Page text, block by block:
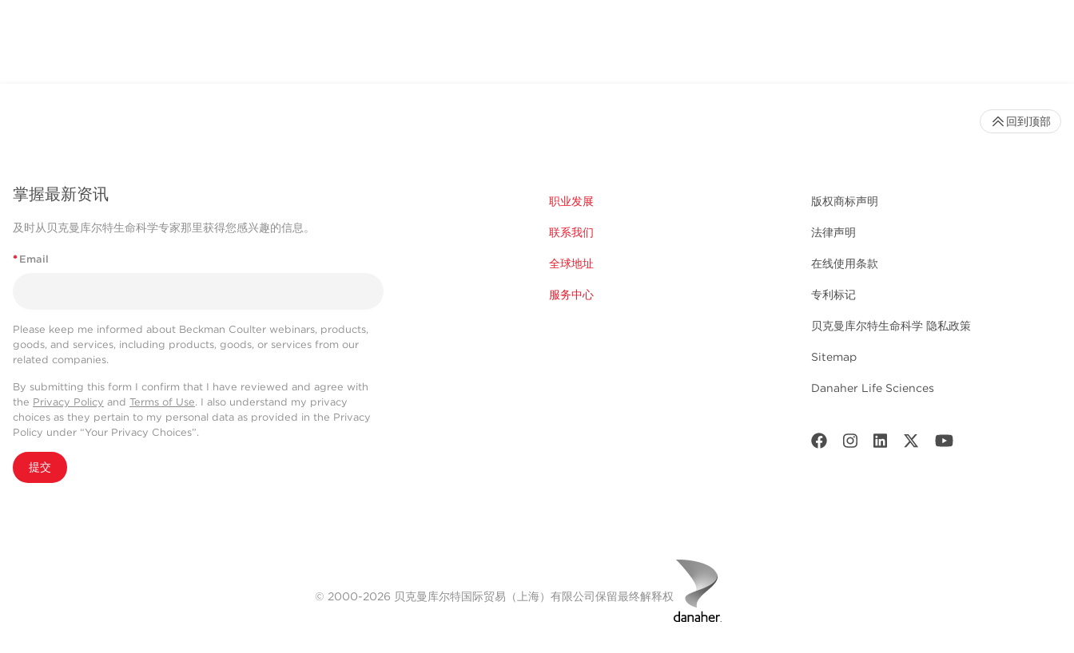
掌握最新资讯
及时从贝克曼库尔特生命科学专家那里获得您感兴趣的信息。
* Email
Please keep me informed about Beckman Coulter webinars, products,
goods, and services, including products, goods, or services from our
related companies.
By submitting this form I confirm that I have reviewed and agree with
the Privacy Policy and Terms of Use. I also understand my privacy
choices as they pertain to my personal data as provided in the Privacy
Policy under “Your Privacy Choices”.
提交
职业发展
联系我们
全球地址
服务中心
版权商标声明
法律声明
在线使用条款
专利标记
贝克曼库尔特生命科学 隐私政策
Sitemap
Danaher Life Sciences
回到顶部
© 2000-2026 贝克曼库尔特国际贸易（上海）有限公司保留最终解释权